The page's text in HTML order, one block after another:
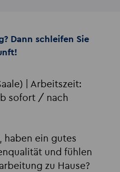
Dann schleifen Sie
| Arbeitszeit:
sofort / nach
haben ein gutes
und fühlen
zu Hause?